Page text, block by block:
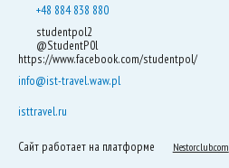
+48 884 838 880
studentpol2
@StudentP0l
https://www.facebook.com/studentpol/
info@ist-travel.waw.pl
isttravel.ru
Сайт работает на платформе Nestorclub.com